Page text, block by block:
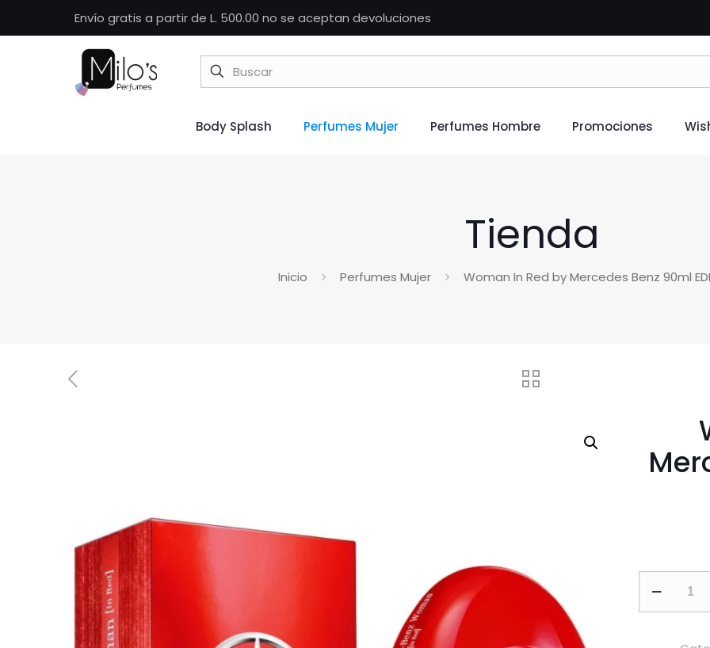
Envío gratis a partir de L. 500.00 no se aceptan devoluciones
Body Splash Perfumes Mujer Perfumes Hombre Promociones
Tienda
Inicio Perfumes Mujer Woman In Red by Mercedes Benz 90ml